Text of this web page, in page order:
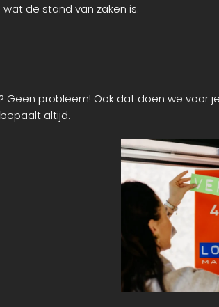
de stand van zaken is.
Geen probleem! Ook dat doen we
altijd.